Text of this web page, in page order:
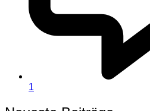
1